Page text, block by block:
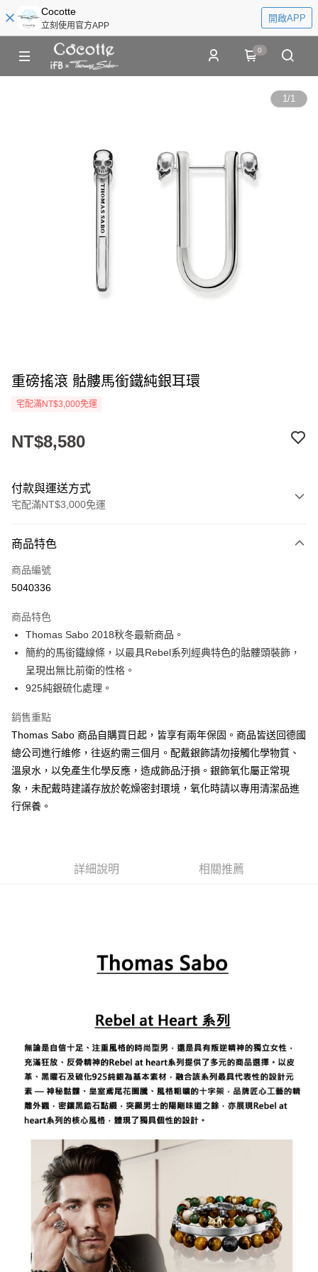
Cocotte
立刻使用官方APP
開啟APP
0
1/1
重磅搖滾 骷髏馬銜鐵純銀耳環
宅配滿NT$3,000免運
NT$8,580
付款與運送方式
宅配滿NT$3,000免運
信用卡一次付款
Apple Pay
悠遊付
ATM付款
運送方式
黑貓宅急便
每筆NT$100，滿NT$3,000(含以上)免運費
商品特色
商品編號
5040336
商品特色
Thomas Sabo 2018秋冬最新商品。
簡約的馬銜鐵線條，以最具Rebel系列經典特色的骷髏頭裝飾，
呈現出無比前衛的性格。
925純銀硫化處理。
銷售重點
Thomas Sabo 商品自購買日起，皆享有兩年保固。商品皆送回德國
總公司進行維修，往返約需三個月。配戴銀飾請勿接觸化學物質、
溫泉水，以免產生化學反應，造成飾品汙損。銀飾氧化屬正常現
象，未配戴時建議存放於乾燥密封環境，氧化時請以專用清潔品進
行保養。
詳細說明 相關推薦